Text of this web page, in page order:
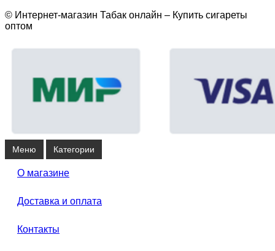
© Интернет-магазин Табак онлайн – Купить сигареты
оптом
Меню Категории
О магазине
Доставка и оплата
Контакты